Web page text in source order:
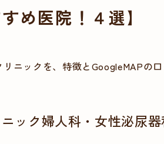
め医院！４選】
ニックを、特徴とGoogleMAPの
ック婦人科・女性泌尿